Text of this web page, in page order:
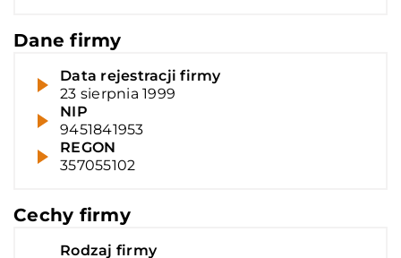
Dane firmy
Data rejestracji firmy
23 sierpnia 1999
NIP
9451841953
REGON
357055102
Cechy firmy
Rodzaj firmy